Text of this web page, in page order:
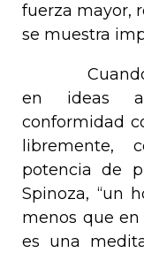
fuerza mayor,
se muestra
en ideas
conformidad
potencia de
Spinoza, “un
menos que
es una